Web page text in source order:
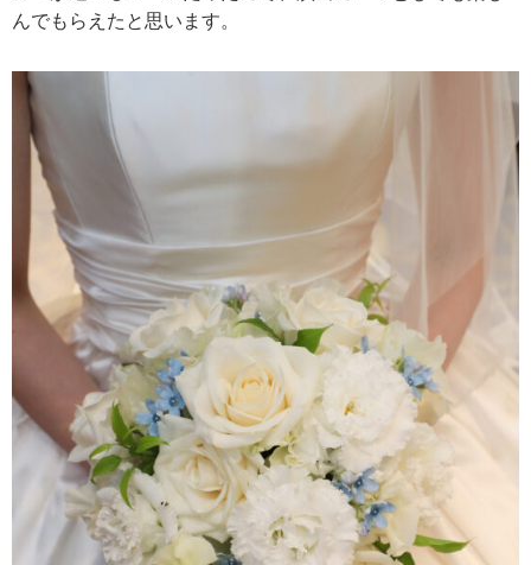
んでもらえたと思います。